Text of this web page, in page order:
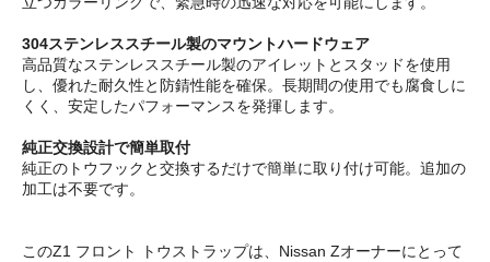
304ステンレススチール製のマウントハードウェア
高品質なステンレススチール製のアイレットとスタッドを使用
し、優れた耐久性と防錆性能を確保。長期間の使用でも腐食しに
くく、安定したパフォーマンスを発揮します。
純正交換設計で簡単取付
純正のトウフックと交換するだけで簡単に取り付け可能。追加の
加工は不要です。
このZ1 フロント トウストラップは、Nissan Zオーナーにとって